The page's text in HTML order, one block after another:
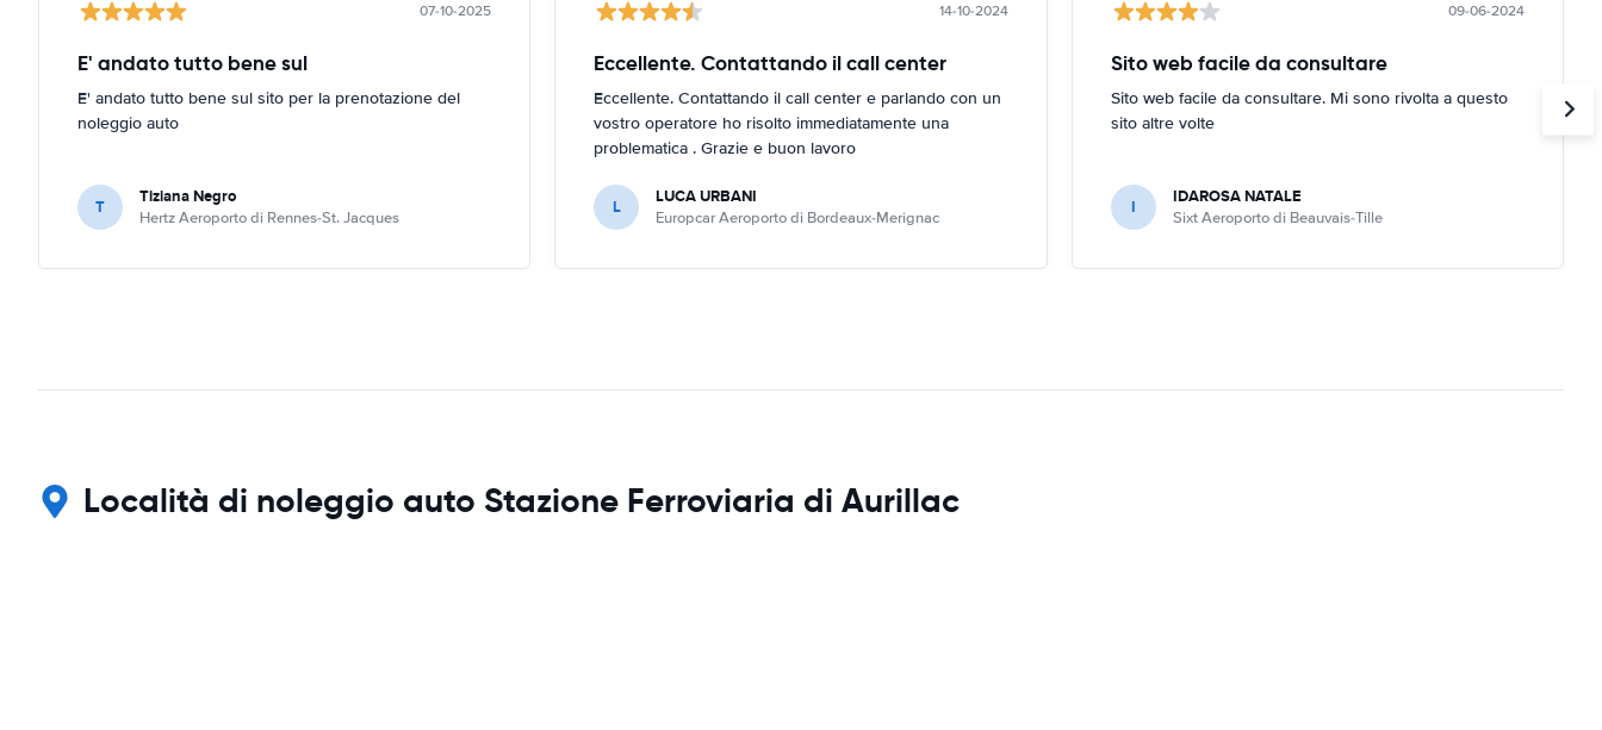
07-10-2025
E' andato tutto bene sul
E' andato tutto bene sul sito per la prenotazione del
noleggio auto
T Tiziana Negro
Hertz Aeroporto di Rennes-St. Jacques
14-10-2024
Eccellente. Contattando il call center
Eccellente. Contattando il call center e parlando con un
vostro operatore ho risolto immediatamente una
problematica . Grazie e buon lavoro
L LUCA URBANI
Europcar Aeroporto di Bordeaux-Merignac
09-06-2024
Sito web facile da consultare
Sito web facile da consultare. Mi sono rivolta a questo
sito altre volte
I IDAROSA NATALE
Sixt Aeroporto di Beauvais-Tille
Località di noleggio auto Stazione Ferroviaria di Aurillac